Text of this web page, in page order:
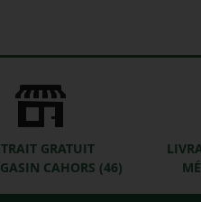
GRATUIT
CAHORS (46)